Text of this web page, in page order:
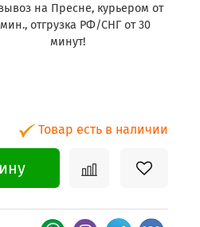
на Пресне, курьером от
отгрузка РФ/СНГ от 30
минут!
Товар есть в наличии